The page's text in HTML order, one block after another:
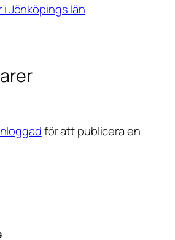
i Jönköpings län
för att publicera en